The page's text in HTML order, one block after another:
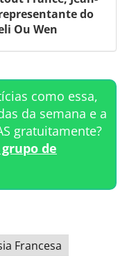
do
Ou Wen
como essa,
da semana e a
gratuitamente?
de
Francesa